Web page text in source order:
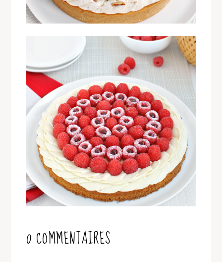
0 COMMENTAIRES